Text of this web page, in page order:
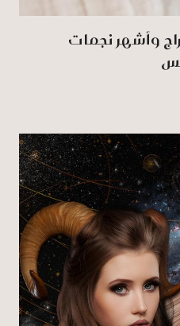
وأشهر نجمات